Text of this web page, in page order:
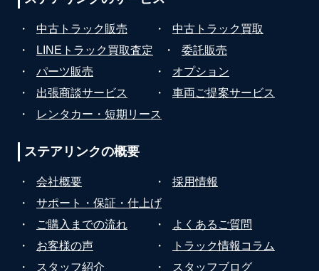
・ 中古トラック販売 ・
中古トラック買取
・
LINEトラック買取査定 ・
委託販売
・
パーツ販売 ・
オプション
・
出張商談サービス ・
車両ご提案サービス
・
レンタカー・短期リース
ステアリンクの概要
・ 会社概要 ・
採用情報
・
サポート・保証・仕上げ
・
ご購入までの流れ ・
よくあるご質問
・
お客様の声 ・
トラック情報コラム
・
スタッフ紹介 ・ スタッフブログ